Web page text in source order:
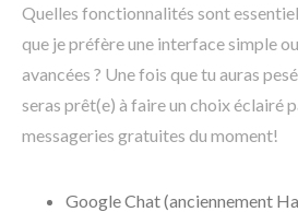
Quelles fonctionnalités sont
que je préfère une interface simple
avancées ? Une fois que tu auras
seras prêt(e) à faire un choix éclairé
messageries gratuites du moment!
Google Chat (anciennement